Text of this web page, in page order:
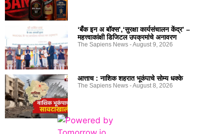
‘बँक इन अ बॉक्स’,‘सुरक्षा कार्यसंचालन केंद्र’ –
महत्त्वाकांक्षी डिजिटल उपक्रमांचे अनावरण
The Sapiens News August 9, 2026
आत्ताच : नाशिक शहरात भूकंपाचे सोम्य धक्के
The Sapiens News August 8, 2026